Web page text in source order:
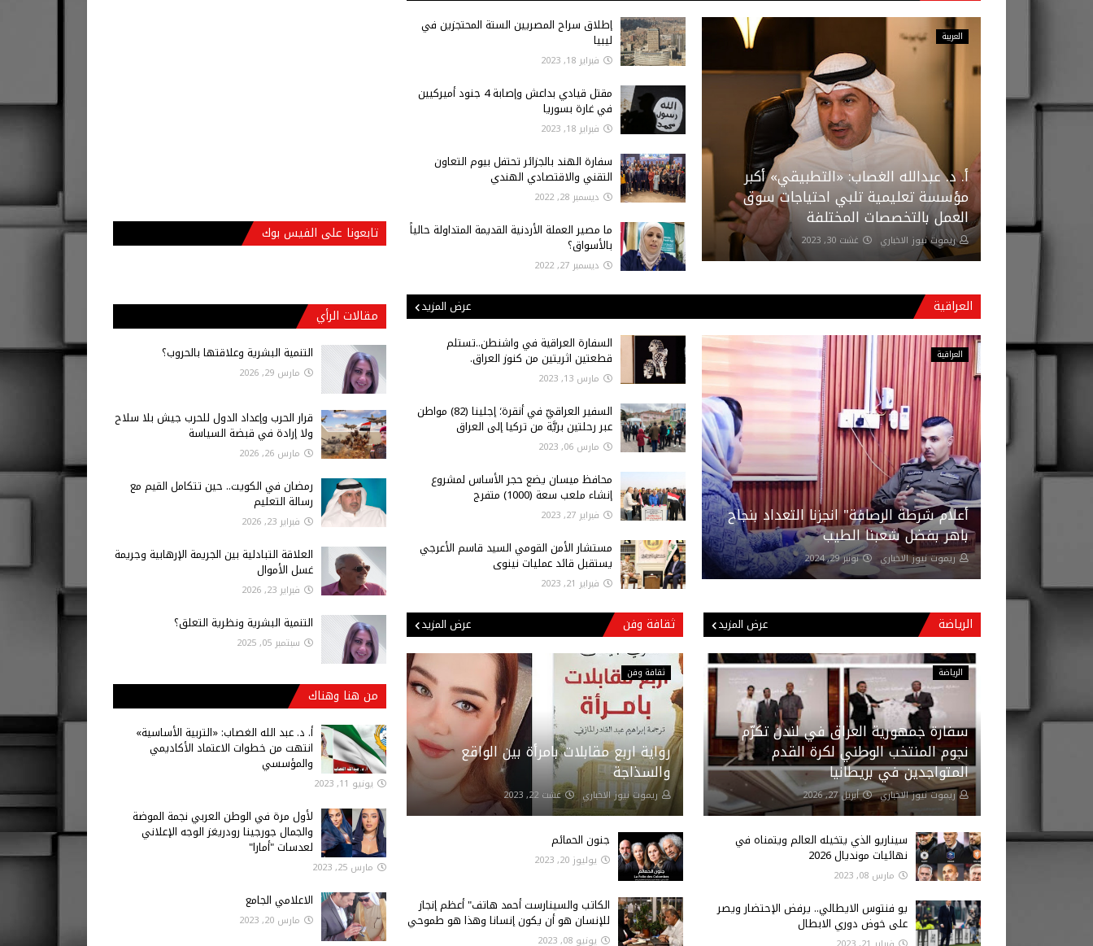
العربية
أ. د. عبدالله الغصاب: «التطبيقي» أكبر
مؤسسة تعليمية تلبي احتياجات سوق
العمل بالتخصصات المختلفة
ريموت نيوز الاخباري غشت 30, 2023
إطلاق سراح المصريين الستة المحتجزين في
ليبيا
فبراير 18, 2023
مقتل قيادي بداعش وإصابة 4 جنود أميركيين
في غارة بسوريا
فبراير 18, 2023
سفارة الهند بالجزائر تحتفل بيوم التعاون
التقني والاقتصادي الهندي
ديسمبر 28, 2022
ما مصير العملة الأردنية القديمة المتداولة حالياً
بالأسواق؟
ديسمبر 27, 2022
العراقية عرض المزيد
العراقية
أعلام شرطة الرصافة" انجزنا التعداد بنجاح
باهر بفضل شعبنا الطيب
ريموت نيوز الاخباري نونبر 29, 2024
السفارة العراقية في واشنطن..تستلم
قطعتين اثريتين من كنوز العراق.
مارس 13, 2023
السفير العراقيّ في أنقرة؛ إجلينا (82) مواطن
عبر رحلتين بريَّة من تركيا إلى العراق
مارس 06, 2023
محافظ ميسان يضع حجر الأساس لمشروع
إنشاء ملعب سعة (1000) متفرج
فبراير 27, 2023
مستشار الأمن القومي السيد قاسم الأعرجي
يستقبل قائد عمليات نينوى
فبراير 21, 2023
الرياضة عرض المزيد
الرياضة
سفارة جمهورية العراق في لندن تكرّم
نجوم المنتخب الوطني لكرة القدم
المتواجدين في بريطانيا
ريموت نيوز الاخباري أبريل 27, 2026
سيناريو الذي يتخيله العالم ويتمناه في
نهائيات مونديال 2026
مارس 08, 2023
يو فنتوس الايطالي.. يرفض الإحتضار ويصر
على خوض دوري الابطال
ثقافة وفن عرض المزيد
ثقافة وفن
رواية اربع مقابلات بامرأة بين الواقع
والسذاجة
ريموت نيوز الاخباري غشت 22, 2023
جنون الحمائم
يوليوز 20, 2023
الكاتب والسينارست أحمد هاتف" أعظم إنجاز
للإنسان هو أن يكون إنسانا وهذا هو طموحي
يونيو 08, 2023
تابعونا على الفيس بوك
مقالات الرأي
التنمية البشرية وعلاقتها بالحروب؟
مارس 29, 2026
قرار الحرب وإعداد الدول للحرب جيش بلا سلاح
ولا إرادة في قبضة السياسة
مارس 26, 2026
رمضان في الكويت.. حين تتكامل القيم مع
رسالة التعليم
فبراير 23, 2026
العلاقة التبادلية بين الجريمة الإرهابية وجريمة
غسل الأموال
فبراير 23, 2026
التنمية البشرية ونظرية التعلق؟
سبتمبر 05, 2025
من هنا وهناك
أ‌. د. عبد الله الغصاب: «التربية الأساسية»
انتهت من خطوات الاعتماد الأكاديمي
والمؤسسي
يونيو 11, 2023
لأول مرة في الوطن العربي نجمة الموضة
والجمال جورجينا رودريغز الوجه الإعلاني
لعدسات "أمارا"
مارس 25, 2023
الاعلامي الجامع
مارس 20, 2023